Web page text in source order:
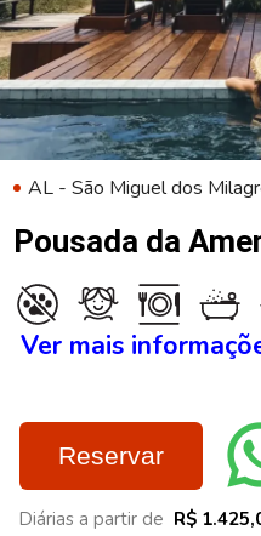
AL - São Miguel dos
Pousada da
Ver mais
Reservar
Diárias a partir de R$